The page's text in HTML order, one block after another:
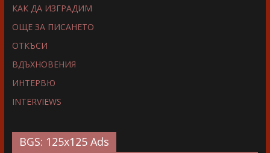
КАК ДА ИЗГРАДИМ
ОЩЕ ЗА ПИСАНЕТО
ОТКЪСИ
ВДЪХНОВЕНИЯ
ИНТЕРВЮ
INTERVIEWS
BGS: 125x125 Ads